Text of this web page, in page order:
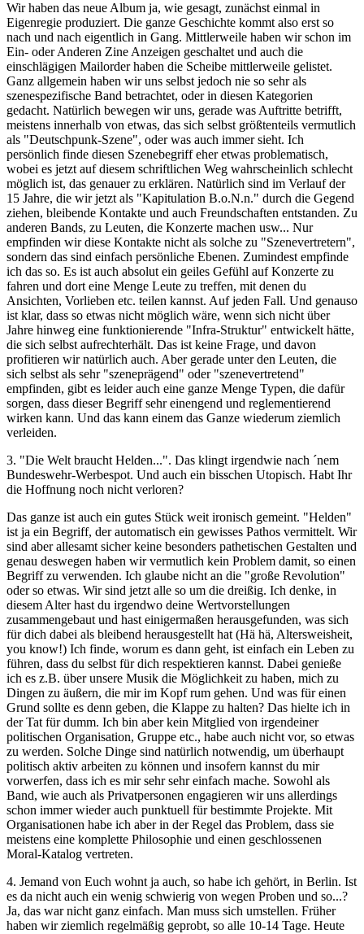
Wir haben das neue Album ja, wie gesagt, zunächst einmal in
Eigenregie produziert. Die ganze Geschichte kommt also erst so
nach und nach eigentlich in Gang. Mittlerweile haben wir schon im
Ein- oder Anderen Zine Anzeigen geschaltet und auch die
einschlägigen Mailorder haben die Scheibe mittlerweile gelistet.
Ganz allgemein haben wir uns selbst jedoch nie so sehr als
szenespezifische Band betrachtet, oder in diesen Kategorien
gedacht. Natürlich bewegen wir uns, gerade was Auftritte betrifft,
meistens innerhalb von etwas, das sich selbst größtenteils vermutlich
als "Deutschpunk-Szene", oder was auch immer sieht. Ich
persönlich finde diesen Szenebegriff eher etwas problematisch,
wobei es jetzt auf diesem schriftlichen Weg wahrscheinlich schlecht
möglich ist, das genauer zu erklären. Natürlich sind im Verlauf der
15 Jahre, die wir jetzt als "Kapitulation B.o.N.n." durch die Gegend
ziehen, bleibende Kontakte und auch Freundschaften entstanden. Zu
anderen Bands, zu Leuten, die Konzerte machen usw... Nur
empfinden wir diese Kontakte nicht als solche zu "Szenevertretern",
sondern das sind einfach persönliche Ebenen. Zumindest empfinde
ich das so. Es ist auch absolut ein geiles Gefühl auf Konzerte zu
fahren und dort eine Menge Leute zu treffen, mit denen du
Ansichten, Vorlieben etc. teilen kannst. Auf jeden Fall. Und genauso
ist klar, dass so etwas nicht möglich wäre, wenn sich nicht über
Jahre hinweg eine funktionierende "Infra-Struktur" entwickelt hätte,
die sich selbst aufrechterhält. Das ist keine Frage, und davon
profitieren wir natürlich auch. Aber gerade unter den Leuten, die
sich selbst als sehr "szeneprägend" oder "szenevertretend"
empfinden, gibt es leider auch eine ganze Menge Typen, die dafür
sorgen, dass dieser Begriff sehr einengend und reglementierend
wirken kann. Und das kann einem das Ganze wiederum ziemlich
verleiden.
3. "Die Welt braucht Helden...". Das klingt irgendwie nach ´nem
Bundeswehr-Werbespot. Und auch ein bisschen Utopisch. Habt Ihr
die Hoffnung noch nicht verloren?
Das ganze ist auch ein gutes Stück weit ironisch gemeint. "Helden"
ist ja ein Begriff, der automatisch ein gewisses Pathos vermittelt. Wir
sind aber allesamt sicher keine besonders pathetischen Gestalten und
genau deswegen haben wir vermutlich kein Problem damit, so einen
Begriff zu verwenden. Ich glaube nicht an die "große Revolution"
oder so etwas. Wir sind jetzt alle so um die dreißig. Ich denke, in
diesem Alter hast du irgendwo deine Wertvorstellungen
zusammengebaut und hast einigermaßen herausgefunden, was sich
für dich dabei als bleibend herausgestellt hat (Hä hä, Altersweisheit,
you know!) Ich finde, worum es dann geht, ist einfach ein Leben zu
führen, dass du selbst für dich respektieren kannst. Dabei genieße
ich es z.B. über unsere Musik die Möglichkeit zu haben, mich zu
Dingen zu äußern, die mir im Kopf rum gehen. Und was für einen
Grund sollte es denn geben, die Klappe zu halten? Das hielte ich in
der Tat für dumm. Ich bin aber kein Mitglied von irgendeiner
politischen Organisation, Gruppe etc., habe auch nicht vor, so etwas
zu werden. Solche Dinge sind natürlich notwendig, um überhaupt
politisch aktiv arbeiten zu können und insofern kannst du mir
vorwerfen, dass ich es mir sehr sehr einfach mache. Sowohl als
Band, wie auch als Privatpersonen engagieren wir uns allerdings
schon immer wieder auch punktuell für bestimmte Projekte. Mit
Organisationen habe ich aber in der Regel das Problem, dass sie
meistens eine komplette Philosophie und einen geschlossenen
Moral-Katalog vertreten.
4. Jemand von Euch wohnt ja auch, so habe ich gehört, in Berlin. Ist
es da nicht auch ein wenig schwierig von wegen Proben und so...?
Ja, das war nicht ganz einfach. Man muss sich umstellen. Früher
haben wir ziemlich regelmäßig geprobt, so alle 10-14 Tage. Heute